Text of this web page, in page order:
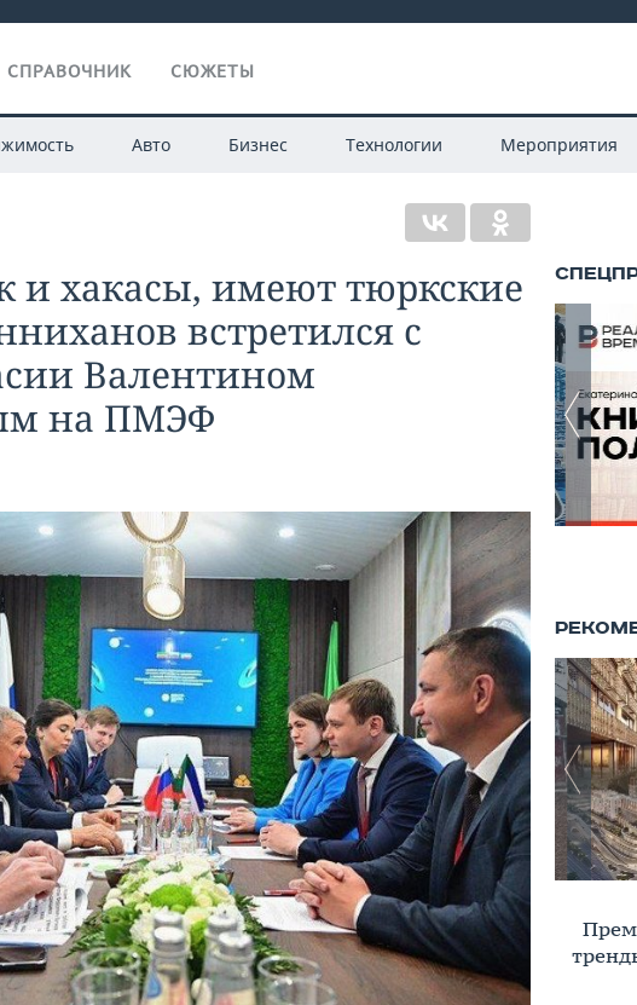
СПРАВОЧНИК СЮЖЕТЫ
Авто Бизнес Технологии Мероприятия
и хакасы, имеют тюркские
встретился с
Валентином
на ПМЭФ